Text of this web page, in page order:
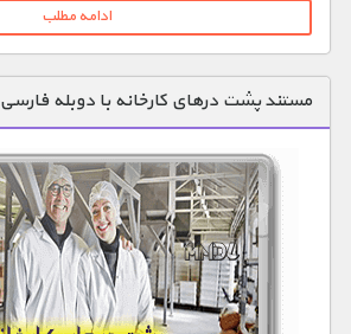
ادامه مطلب
مستند پشت درهای کارخانه با دوبله فارسی